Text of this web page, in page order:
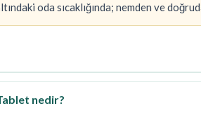
oda sıcaklığında; nemden ve
nedir?